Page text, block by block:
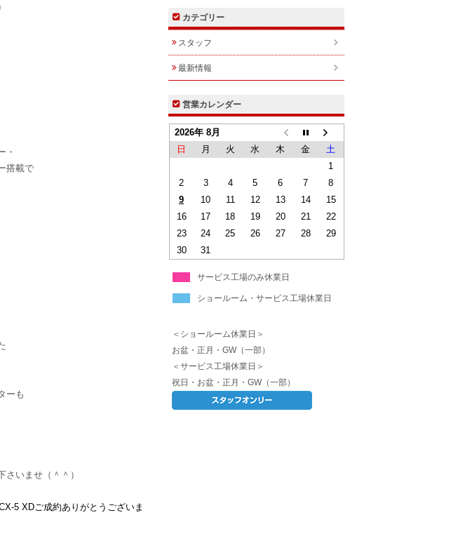
・
搭載で
ーも
さいませ（＾＾）
5 XDご成約ありがとうございま
カテゴリー
スタッフ
最新情報
営業カレンダー
2026年 8月
日
月 火 水 木 金
土
1
2
3 4 5 6 7
8
9
10 11 12 13 14
15
16
17 18 19 20 21
22
23
24 25 26 27 28
29
30
31
サービス工場のみ休業日
ショールーム・サービス工場休業日
＜ショールーム休業日＞
お盆・正月・GW（一部）
＜サービス工場休業日＞
祝日・お盆・正月・GW（一部）